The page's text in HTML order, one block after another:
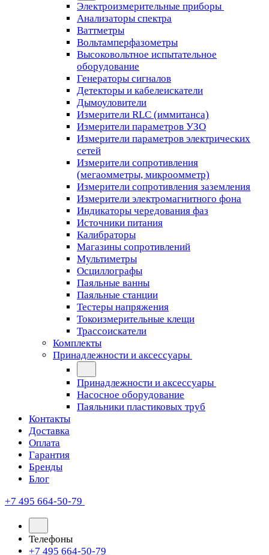
Электроизмерительные приборы
Анализаторы спектра
Ваттметры
Вольтамперфазометры
Высоковольтное испытательное
оборудование
Генераторы сигналов
Детекторы и кабелеискатели
Дымоуловители
Измерители RLC (иммитанса)
Измерители параметров УЗО
Измерители параметров электрических
сетей
Измерители сопротивления
(мегаомметры, микроомметр)
Измерители сопротивления заземления
Измерители электромагнитного фона
Индикаторы чередования фаз
Источники питания
Калибраторы
Магазины сопротивлений
Мультиметры
Осциллографы
Паяльные ванны
Паяльные станции
Тестеры напряжения
Токоизмерительные клещи
Трассоискатели
Комплекты
Принадлежности и аксессуары
Принадлежности и аксессуары
Насосное оборудование
Паяльники пластиковых труб
Контакты
Доставка
Оплата
Гарантия
Бренды
Блог
+7 495 664-50-79
Телефоны
+7 495 664-50-79